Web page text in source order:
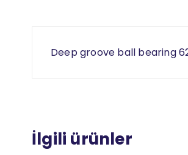
Deep groove ball bearing
İlgili ürünler